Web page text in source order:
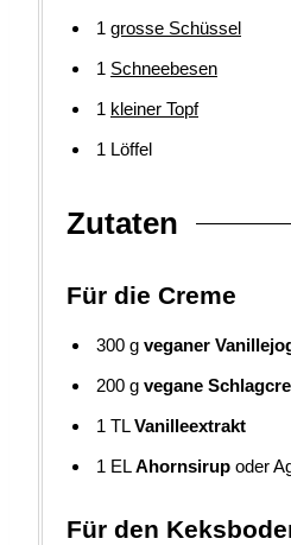
1 grosse Schüssel
1 Schneebesen
1 kleiner Topf
1 Löffel
Zutaten
Für die Creme
300 g veganer
200 g vegane
1 TL Vanilleextrakt
1 EL Ahornsirup oder
Für den